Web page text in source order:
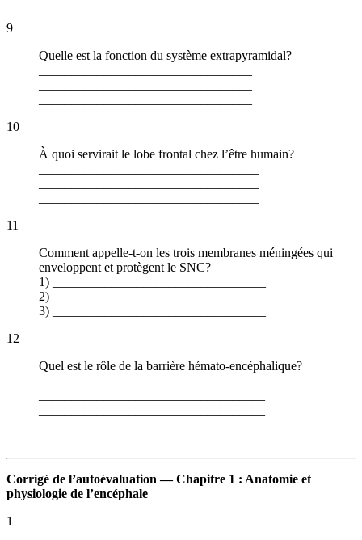
9
Quelle est la fonction du système extrapyramidal?
10
À quoi servirait le lobe frontal chez l’être humain?
11
Comment appelle-t-on les trois membranes méningées qui
enveloppent et protègent le SNC?
1) _________________________________
2) _________________________________
3) _________________________________
12
Quel est le rôle de la barrière hémato-encéphalique?
Corrigé de l’autoévaluation — Chapitre 1 : Anatomie et
physiologie de l’encéphale
1